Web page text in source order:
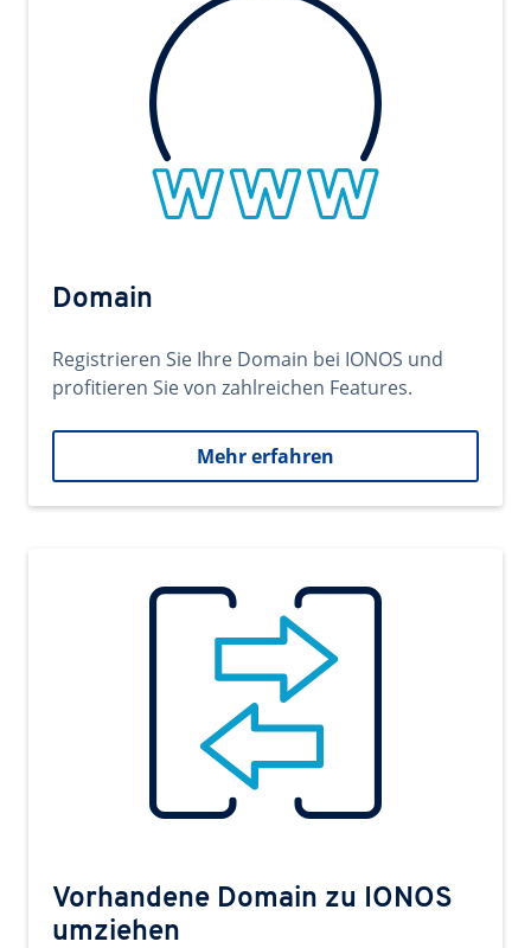
Domain
Registrieren Sie Ihre Domain bei IONOS und
profitieren Sie von zahlreichen Features.
Mehr erfahren
Vorhandene Domain zu IONOS
umziehen